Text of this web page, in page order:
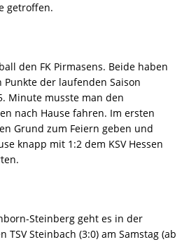
getroffen.
den FK Pirmasens. Beide haben
der laufenden Saison
Minute musste man den
nach Hause fahren. Im ersten
Grund zum Feiern geben und
knapp mit 1:2 dem KSV Hessen
Steinberg geht es in der
Steinbach (3:0) am Samstag (ab